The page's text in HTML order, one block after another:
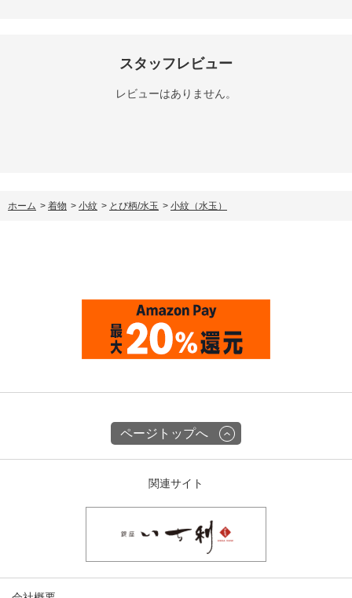
スタッフレビュー
レビューはありません。
ホーム > 着物 > 小紋 > とび柄/水玉 > 小紋（水玉）
ページトップへ
関連サイト